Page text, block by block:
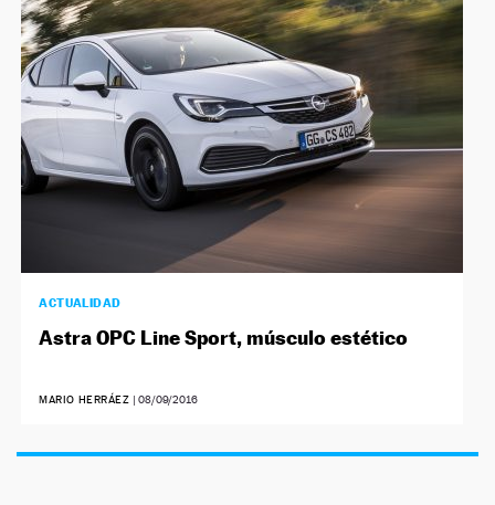
NEWSLETTER
SÍGUENOS
ACTUALIDAD
Astra OPC Line Sport, músculo estético
MARIO HERRÁEZ | 08/09/2016